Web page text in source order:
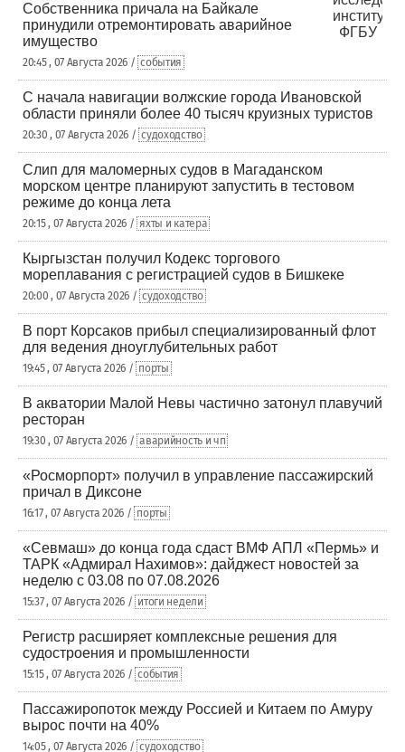
Собственника причала на Байкале
принудили отремонтировать аварийное
имущество
20:45 , 07 Августа 2026 / события
С начала навигации волжские города Ивановской
области приняли более 40 тысяч круизных туристов
20:30 , 07 Августа 2026 / судоходство
Слип для маломерных судов в Магаданском
морском центре планируют запустить в тестовом
режиме до конца лета
20:15 , 07 Августа 2026 / яхты и катера
Кыргызстан получил Кодекс торгового
мореплавания с регистрацией судов в Бишкеке
20:00 , 07 Августа 2026 / судоходство
В порт Корсаков прибыл специализированный флот
для ведения дноуглубительных работ
19:45 , 07 Августа 2026 / порты
В акватории Малой Невы частично затонул плавучий
ресторан
19:30 , 07 Августа 2026 / аварийность и чп
«Росморпорт» получил в управление пассажирский
причал в Диксоне
16:17 , 07 Августа 2026 / порты
«Севмаш» до конца года сдаст ВМФ АПЛ «Пермь» и
ТАРК «Адмирал Нахимов»: дайджест новостей за
неделю с 03.08 по 07.08.2026
15:37 , 07 Августа 2026 / итоги недели
Регистр расширяет комплексные решения для
судостроения и промышленности
15:15 , 07 Августа 2026 / события
Пассажиропоток между Россией и Китаем по Амуру
вырос почти на 40%
14:05 , 07 Августа 2026 / судоходство